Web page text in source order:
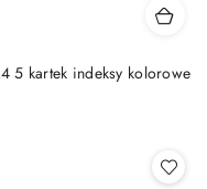
5 kartek indeksy kolorowe